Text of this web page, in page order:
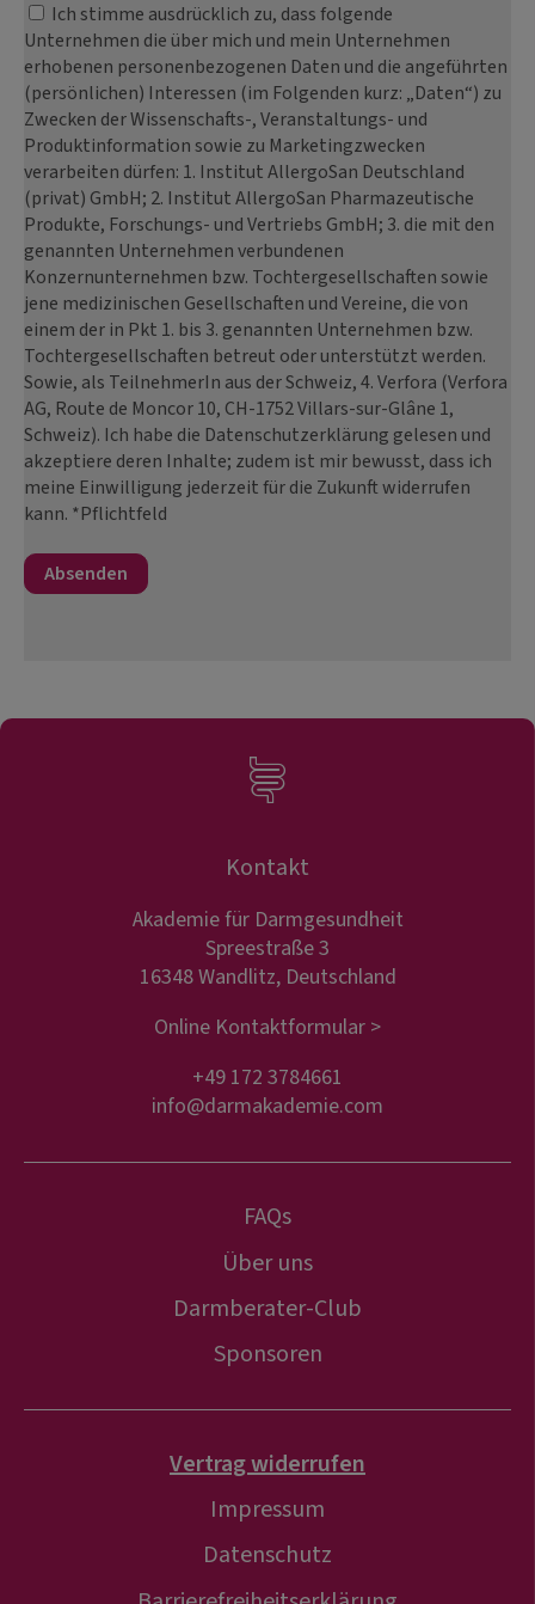
Ich stimme ausdrücklich zu, dass folgende
Unternehmen die über mich und mein Unternehmen
erhobenen personenbezogenen Daten und die angeführten
(persönlichen) Interessen (im Folgenden kurz: „Daten“) zu
Zwecken der Wissenschafts-, Veranstaltungs- und
Produktinformation sowie zu Marketingzwecken
verarbeiten dürfen: 1. Institut AllergoSan Deutschland
(privat) GmbH; 2. Institut AllergoSan Pharmazeutische
Produkte, Forschungs- und Vertriebs GmbH; 3. die mit den
genannten Unternehmen verbundenen
Konzernunternehmen bzw. Tochtergesellschaften sowie
jene medizinischen Gesellschaften und Vereine, die von
einem der in Pkt 1. bis 3. genannten Unternehmen bzw.
Tochtergesellschaften betreut oder unterstützt werden.
Sowie, als TeilnehmerIn aus der Schweiz, 4. Verfora (Verfora
AG, Route de Moncor 10, CH-1752 Villars-sur-Glâne 1,
Schweiz). Ich habe die Datenschutzerklärung gelesen und
akzeptiere deren Inhalte; zudem ist mir bewusst, dass ich
meine Einwilligung jederzeit für die Zukunft widerrufen
kann. *Pflichtfeld
Kontakt
Akademie für Darmgesundheit
Spreestraße 3
16348 Wandlitz, Deutschland
Online Kontaktformular >
+49 172 3784661
info@darmakademie.com
FAQs
Über uns
Darmberater-Club
Sponsoren
Vertrag widerrufen
Impressum
Datenschutz